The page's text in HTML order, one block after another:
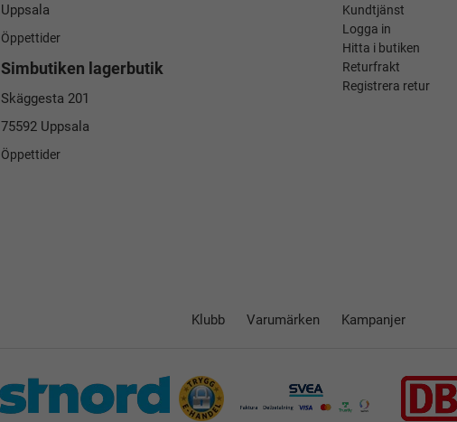
Uppsala
Öppettider
Simbutiken lagerbutik
Skäggesta 201
75592 Uppsala
Öppettider
Kundtjänst
Logga in
Hitta i butiken
Returfrakt
Registrera retur
Klubb Varumärken Kampanjer